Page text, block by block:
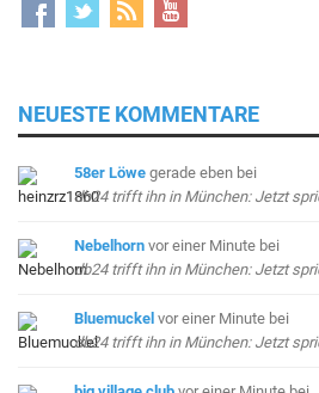
NEUESTE KOMMENTARE
58er Löwe gerade eben bei
db24 trifft ihn in München: Jetzt
Nebelhorn vor einer Minute bei
db24 trifft ihn in München: Jetzt
Bluemuckel vor einer Minute bei
db24 trifft ihn in München: Jetzt